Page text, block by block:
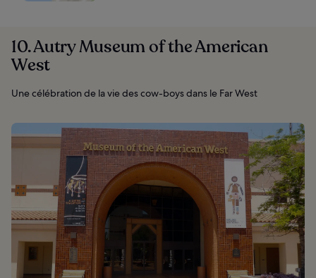
10. Autry Museum of the American
West
Une célébration de la vie des cow-boys dans le Far West